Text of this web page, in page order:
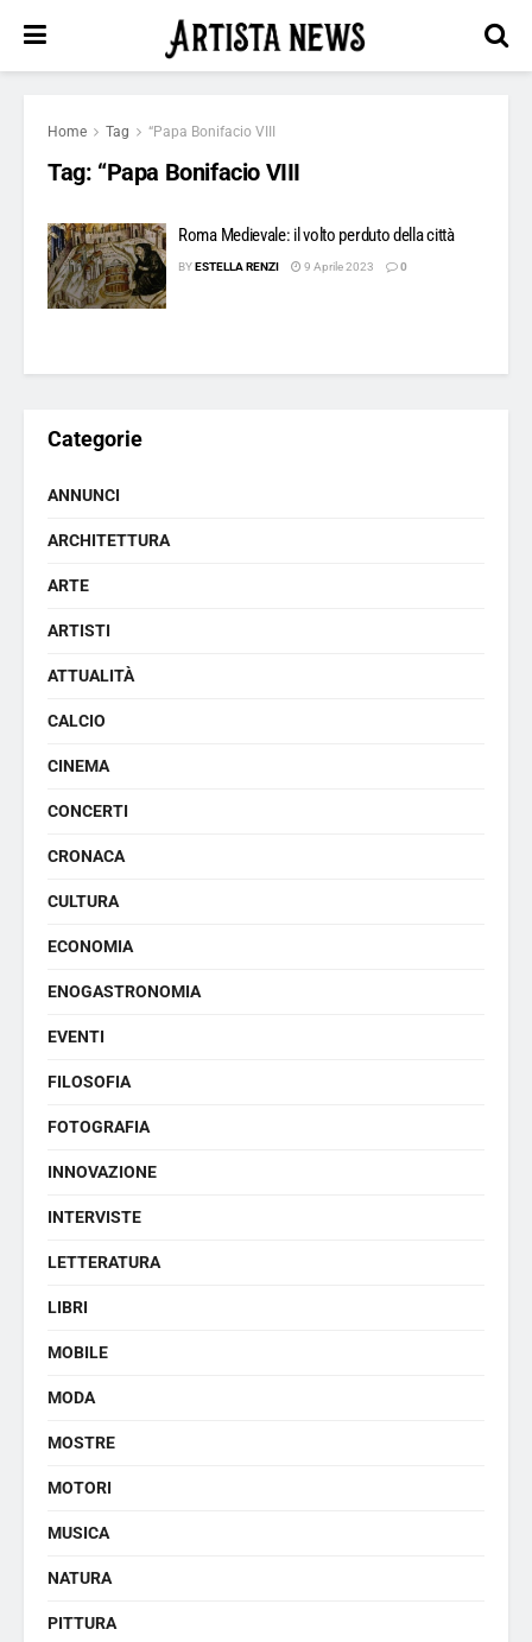
Home Tag “Papa Bonifacio VIII
Tag: “Papa Bonifacio VIII
Roma Medievale: il volto perduto della città
BYESTELLA RENZI 9 Aprile 2023 0
Categorie
ANNUNCI
ARCHITETTURA
ARTE
ARTISTI
ATTUALITÀ
CALCIO
CINEMA
CONCERTI
CRONACA
CULTURA
ECONOMIA
ENOGASTRONOMIA
EVENTI
FILOSOFIA
FOTOGRAFIA
INNOVAZIONE
INTERVISTE
LETTERATURA
LIBRI
MOBILE
MODA
MOSTRE
MOTORI
MUSICA
NATURA
PITTURA